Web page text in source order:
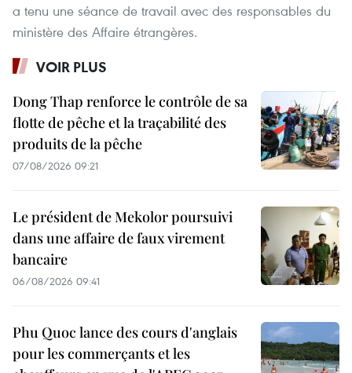
a tenu une séance de travail avec des responsables du
ministère des Affaire étrangères.
VOIR PLUS
Dong Thap renforce le contrôle de sa
flotte de pêche et la traçabilité des
produits de la pêche
07/08/2026 09:21
Le président de Mekolor poursuivi
dans une affaire de faux virement
bancaire
06/08/2026 09:41
Phu Quoc lance des cours d'anglais
pour les commerçants et les